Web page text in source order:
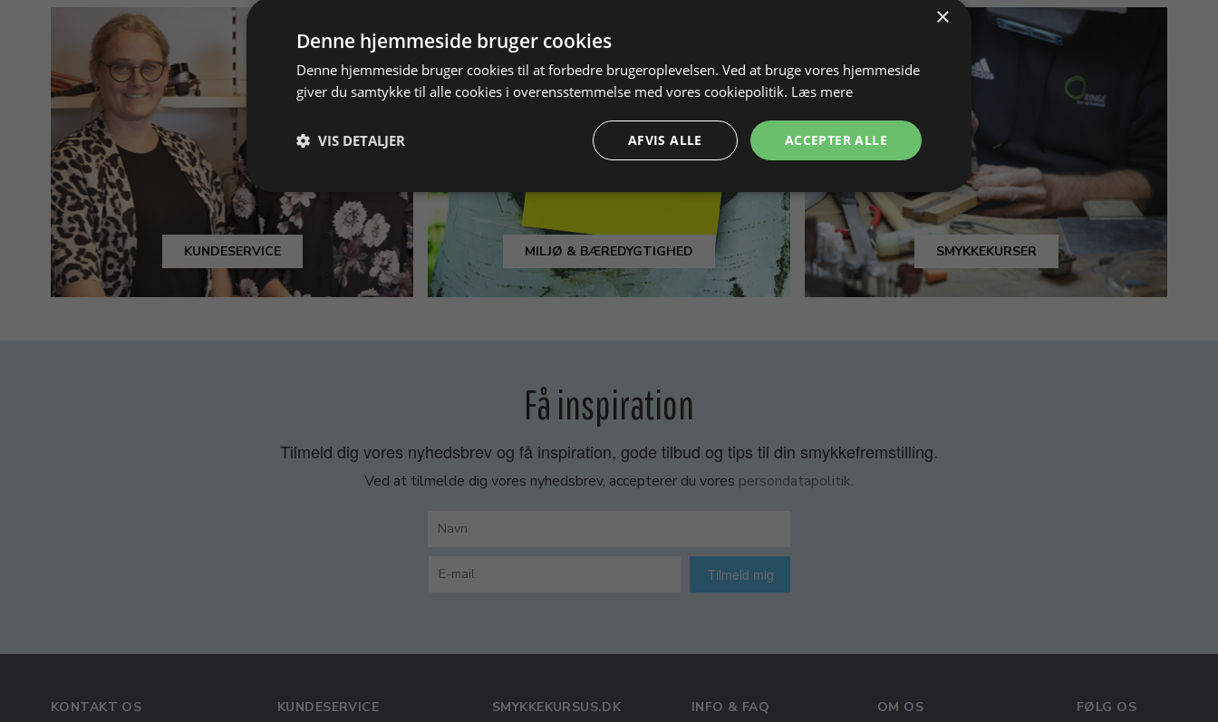
KUNDESERVICE MILJØ & BÆREDYGTIGHED SMYKKEKURSER
Få inspiration
Tilmeld dig vores nyhedsbrev og få inspiration, gode tilbud og tips til din smykkefremstilling.
Ved at tilmelde dig vores nyhedsbrev, accepterer du vores persondatapolitik.
Tilmeld mig
KONTAKT OS KUNDESERVICE SMYKKEKURSUS.DK INFO & FAQ OM OS FØLG OS
×
Denne hjemmeside bruger cookies
Denne hjemmeside bruger cookies til at forbedre brugeroplevelsen. Ved at bruge vores hjemmeside
giver du samtykke til alle cookies i overensstemmelse med vores cookiepolitik. Læs mere
ACCEPTER ALLE
AFVIS ALLE
VIS DETALJER